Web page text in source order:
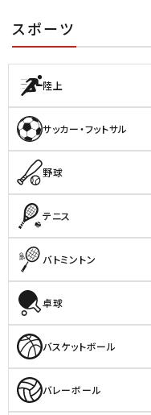
ご利用ガイド
お問い合わせ
メルマガ登録
特定商取引法
プライバシーポリシー
スポーツ
陸上
サッカー・フットサル
野球
テニス
バトミントン
卓球
バスケットボール
バレーボール